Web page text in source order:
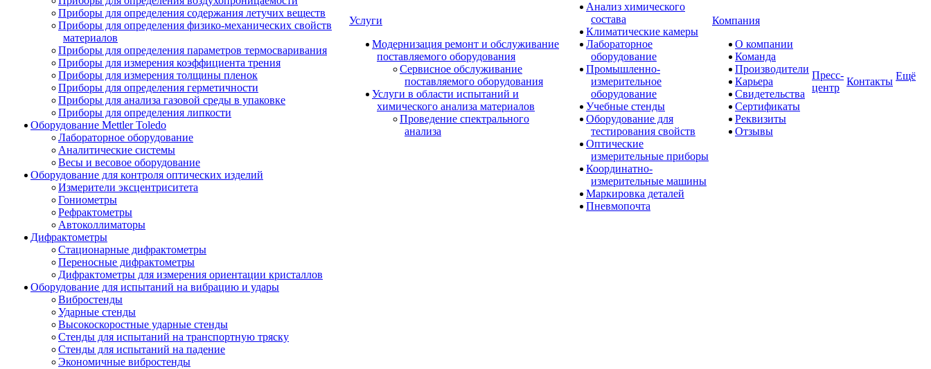
Приборы для определения содержания летучих веществ
Приборы для определения физико-механических свойств
материалов
Приборы для определения параметров термосваривания
Приборы для измерения коэффициента трения
Приборы для измерения толщины пленок
Приборы для определения герметичности
Приборы для анализа газовой среды в упаковке
Приборы для определения липкости
Оборудование Mettler Toledo
Лабораторное оборудование
Аналитические системы
Весы и весовое оборудование
Оборудование для контроля оптических изделий
Измерители эксцентриситета
Гониометры
Рефрактометры
Автоколлиматоры
Дифрактометры
Стационарные дифрактометры
Переносные дифрактометры
Дифрактометры для измерения ориентации кристаллов
Оборудование для испытаний на вибрацию и удары
Вибростенды
Ударные стенды
Высокоскоростные ударные стенды
Стенды для испытаний на транспортную тряску
Стенды для испытаний на падение
Экономичные вибростенды
Услуги
Модернизация ремонт и обслуживание
поставляемого оборудования
Сервисное обслуживание
поставляемого оборудования
Услуги в области испытаний и
химического анализа материалов
Проведение спектрального
анализа
Анализ химического
состава
Климатические камеры
Лабораторное
оборудование
Промышленно-
измерительное
оборудование
Учебные стенды
Оборудование для
тестирования свойств
Оптические
измерительные приборы
Координатно-
измерительные машины
Маркировка деталей
Пневмопочта
Компания
О компании
Команда
Производители
Карьера
Свидетельства
Сертификаты
Реквизиты
Отзывы
Пресс-
центр
Контакты Ещё